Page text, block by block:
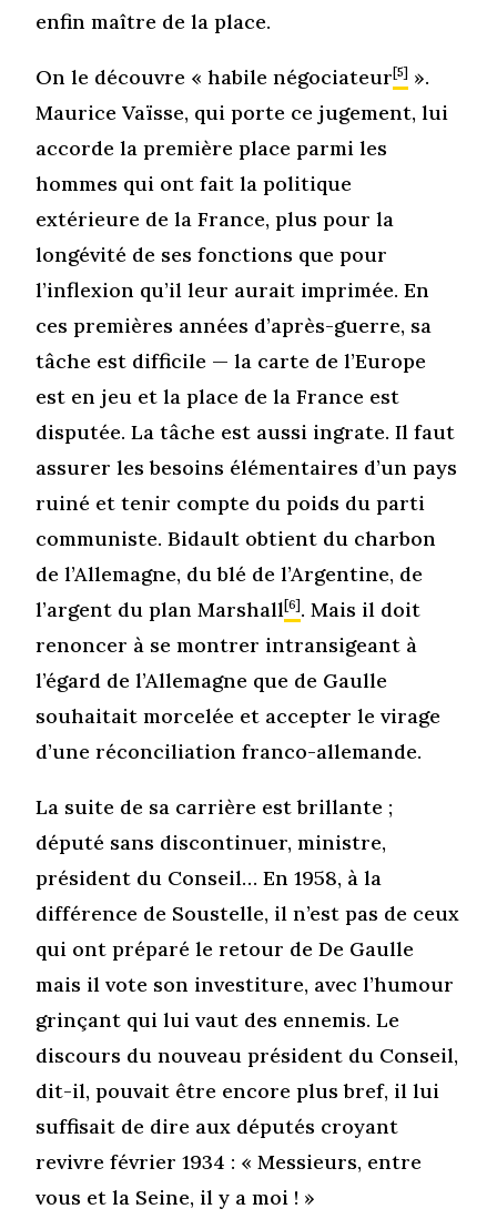
enfin maître de la place.
On le découvre « habile négociateur[5] ».
Maurice Vaïsse, qui porte ce jugement, lui
accorde la première place parmi les
hommes qui ont fait la politique
extérieure de la France, plus pour la
longévité de ses fonctions que pour
l’inflexion qu’il leur aurait imprimée. En
ces premières années d’après-guerre, sa
tâche est difficile — la carte de l’Europe
est en jeu et la place de la France est
disputée. La tâche est aussi ingrate. Il faut
assurer les besoins élémentaires d’un pays
ruiné et tenir compte du poids du parti
communiste. Bidault obtient du charbon
de l’Allemagne, du blé de l’Argentine, de
l’argent du plan Marshall[6]. Mais il doit
renoncer à se montrer intransigeant à
l’égard de l’Allemagne que de Gaulle
souhaitait morcelée et accepter le virage
d’une réconciliation franco-allemande.
La suite de sa carrière est brillante ;
député sans discontinuer, ministre,
président du Conseil… En 1958, à la
différence de Soustelle, il n’est pas de ceux
qui ont préparé le retour de De Gaulle
mais il vote son investiture, avec l’humour
grinçant qui lui vaut des ennemis. Le
discours du nouveau président du Conseil,
dit-il, pouvait être encore plus bref, il lui
suffisait de dire aux députés croyant
revivre février 1934 : « Messieurs, entre
vous et la Seine, il y a moi ! »